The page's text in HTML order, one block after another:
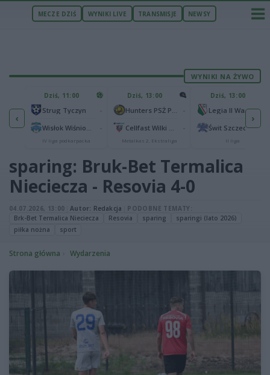
MECZE DZIŚ WYNIKI LIVE TRANSMISJE NEWSY
WYNIKI NA ŻYWO
‹
Podbeskidzie Bielsko-Biała2
2
Dziś, 11:00
Strug Tyczyn
IV liga podkarpacka
Dziś, 13:00
Metalkas 2. Ekstraliga
Dziś, 13:00
Legia II Warszawa
Świt Szczecin
II liga
›
sparing: Bruk-Bet Termalica
Nieciecza - Resovia 4-0
04.07.2026, 13:00 Autor: Redakcja
PODOBNE TEMATY:
Brk-Bet Termalica Nieciecza
Resovia sparing
sparingi (lato 2026)
piłka nożna
sport
Strona główna Wydarzenia